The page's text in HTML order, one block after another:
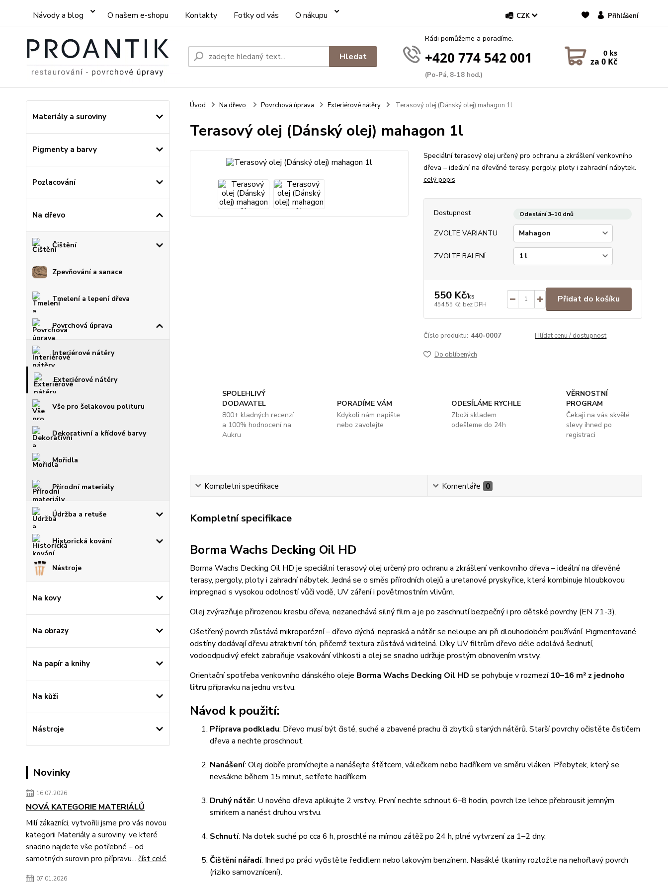
Návody a blog O našem e-shopu Kontakty Fotky od vás O nákupu CZK Přihlášení
Hledat
Rádi pomůžeme a poradíme.
+420 774 542 001
(Po-Pá, 8-18 hod.)
0 ks
za 0 Kč
Materiály a suroviny
Pigmenty a barvy
Pozlacování
Na dřevo
Čištění
Zpevňování a sanace
Tmelení a lepení dřeva
Povrchová úprava
Interiérové nátěry
Exteriérové nátěry
Vše pro šelakovou polituru
Dekorativní a křídové barvy
Mořidla
Přírodní materiály
Údržba a retuše
Historická kování
Nástroje
Na kovy
Na obrazy
Na papír a knihy
Na kůži
Nástroje
Novinky
16.07.2026
NOVÁ KATEGORIE MATERIÁLŮ
Milí zákazníci, vytvořili jsme pro vás novou
kategorii Materiály a suroviny, ve které
snadno najdete vše potřebné – od
samotných surovin pro přípravu... číst celé
07.01.2026
Úvod Na dřevo Povrchová úprava Exteriérové nátěry Terasový olej (Dánský olej) mahagon 1l
Terasový olej (Dánský olej) mahagon 1l
Speciální terasový olej určený pro ochranu a zkrášlení venkovního
dřeva – ideální na dřevěné terasy, pergoly, ploty i zahradní nábytek.
celý popis
Dostupnost Odeslání 3–10 dnů
ZVOLTE VARIANTU
ZVOLTE BALENÍ
550 Kč/ks
454,55 Kč bez DPH
Přidat do košíku
Číslo produktu: 440-0007 Hlídat cenu / dostupnost
Do oblíbených
SPOLEHLIVÝ
DODAVATEL
800+ kladných recenzí
a 100% hodnocení na
Aukru
PORADÍME VÁM
Kdykoli nám napište
nebo zavolejte
ODESÍLÁME RYCHLE
Zboží skladem
odešleme do 24h
VĚRNOSTNÍ
PROGRAM
Čekají na vás skvělé
slevy ihned po
registraci
Kompletní specifikace Komentáře 0
Kompletní specifikace
Borma Wachs Decking Oil HD
Borma Wachs Decking Oil HD je speciální terasový olej určený pro ochranu a zkrášlení venkovního dřeva – ideální na dřevěné
terasy, pergoly, ploty i zahradní nábytek. Jedná se o směs přírodních olejů a uretanové pryskyřice, která kombinuje hloubkovou
impregnaci s vysokou odolností vůči vodě, UV záření i povětrnostním vlivům.
Olej zvýrazňuje přirozenou kresbu dřeva, nezanechává silný film a je po zaschnutí bezpečný i pro dětské povrchy (EN 71-3).
Ošetřený povrch zůstává mikroporézní – dřevo dýchá, nepraská a nátěr se neloupe ani při dlouhodobém používání. Pigmentované
odstíny dodávají dřevu atraktivní tón, přičemž textura zůstává viditelná. Díky UV filtrům dřevo déle odolává šednutí,
vodoodpudivý efekt zabraňuje vsakování vlhkosti a olej se snadno udržuje prostým obnovením vrstvy.
Orientační spotřeba venkovního dánského oleje Borma Wachs Decking Oil HD se pohybuje v rozmezí 10–16 m² z jednoho
litru přípravku na jednu vrstvu.
Návod k použití:
Příprava podkladu: Dřevo musí být čisté, suché a zbavené prachu či zbytků starých nátěrů. Starší povrchy očistěte čističem
dřeva a nechte proschnout.
Nanášení: Olej dobře promíchejte a nanášejte štětcem, válečkem nebo hadříkem ve směru vláken. Přebytek, který se
nevsákne během 15 minut, setřete hadříkem.
Druhý nátěr: U nového dřeva aplikujte 2 vrstvy. První nechte schnout 6–8 hodin, povrch lze lehce přebrousit jemným
smirkem a nanést druhou vrstvu.
Schnutí: Na dotek suché po cca 6 h, proschlé na mírnou zátěž po 24 h, plné vytvrzení za 1–2 dny.
Čištění nářadí: Ihned po práci vyčistěte ředidlem nebo lakovým benzínem. Nasáklé tkaniny rozložte na nehořlavý povrch
(riziko samovznícení).